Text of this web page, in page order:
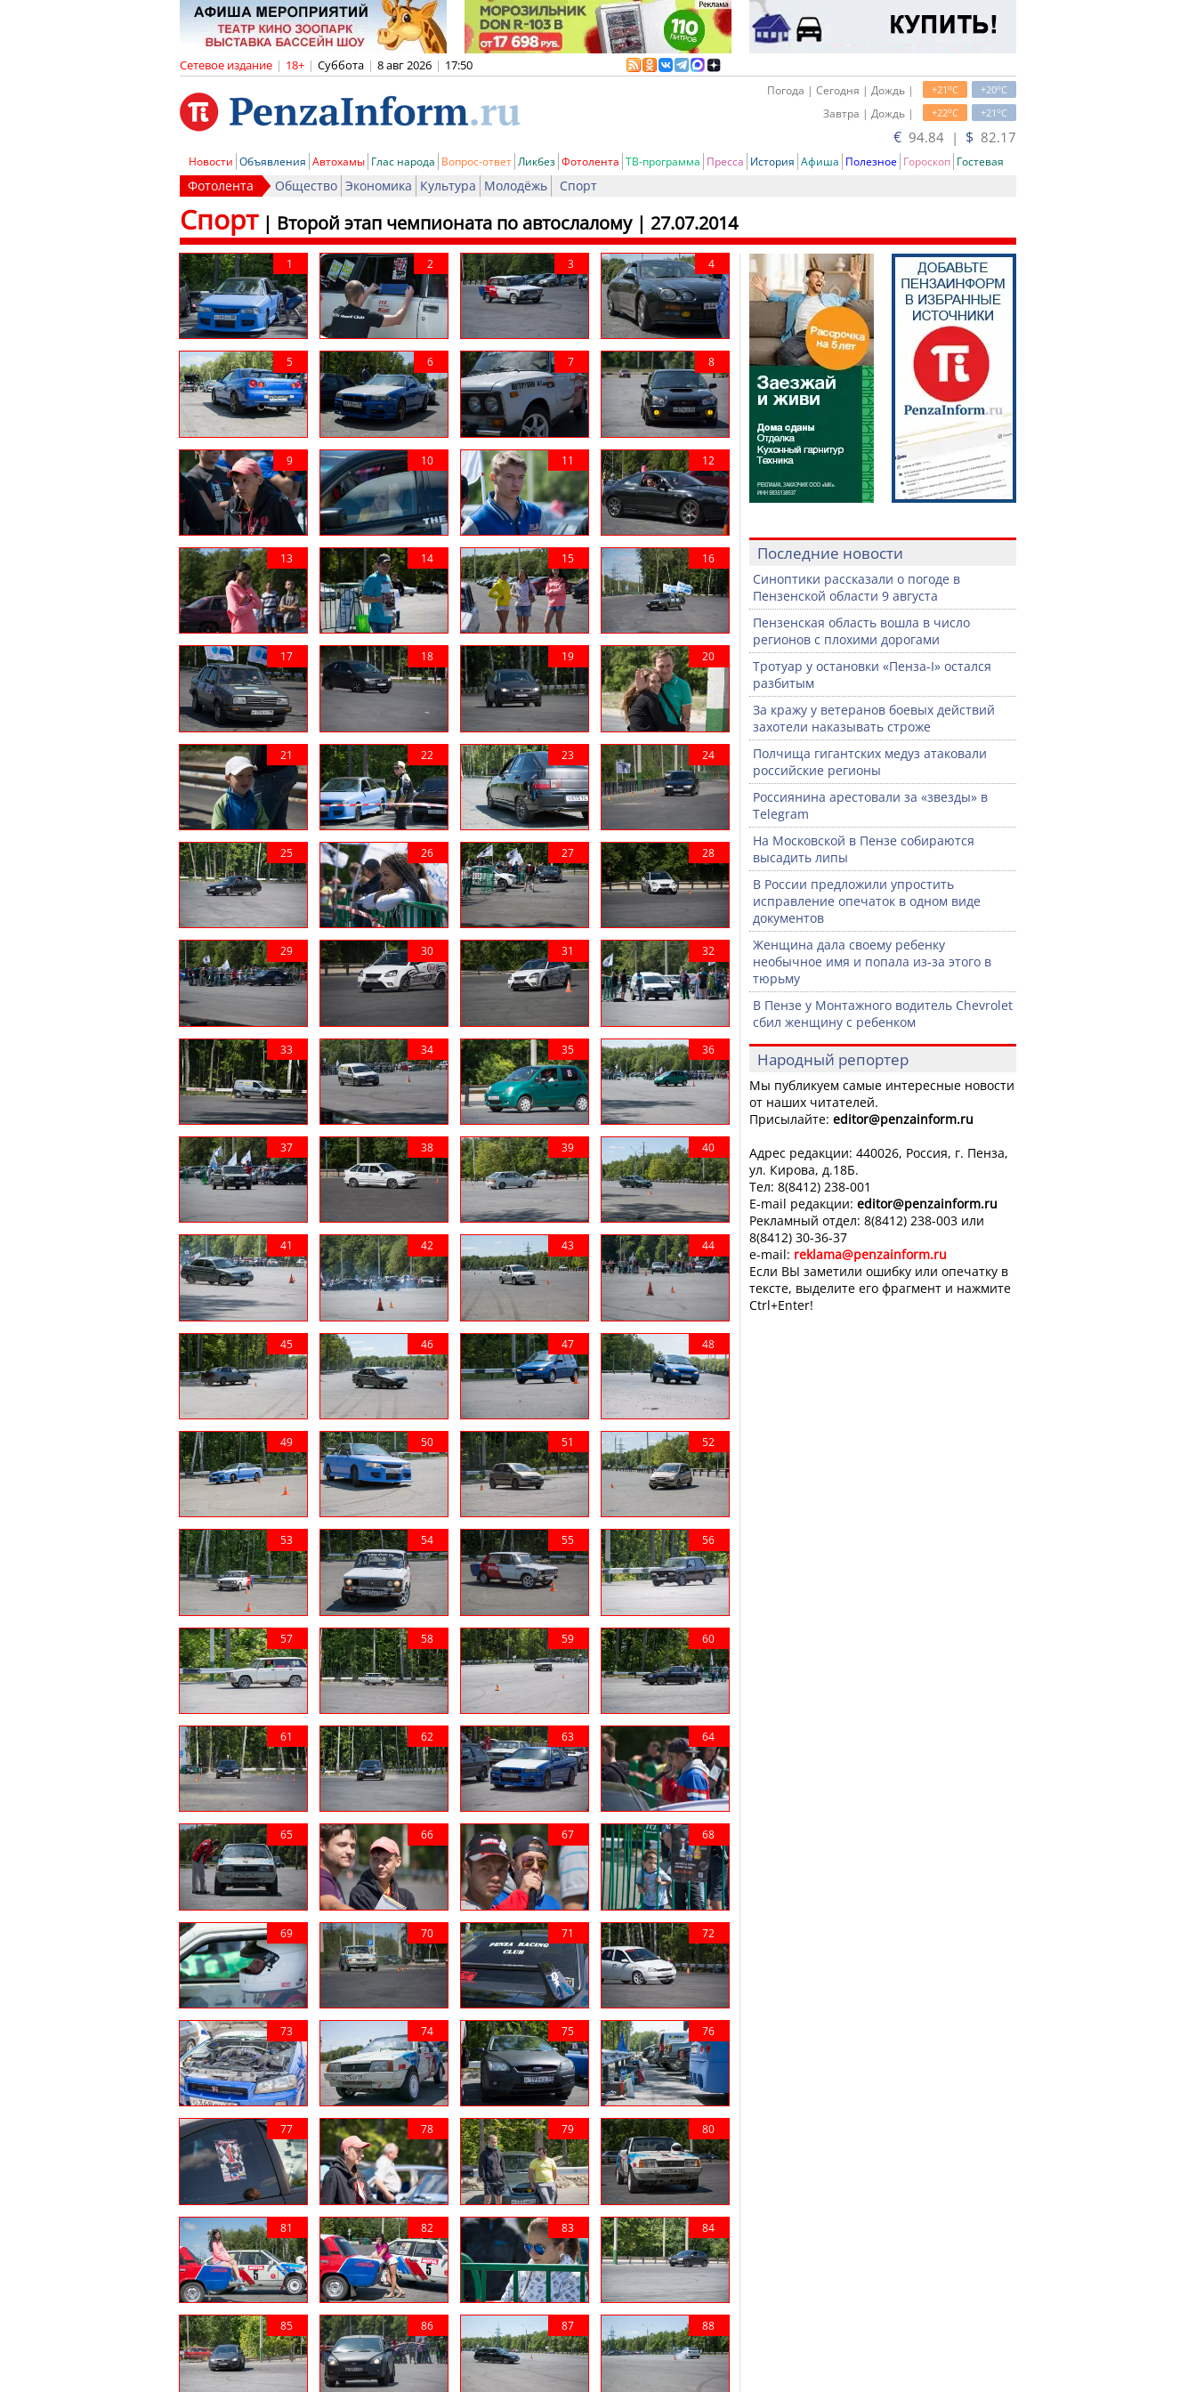
Сетевое издание | 18+ | Суббота | 8 авг 2026 | 17:50
+20oC
+21oC
Погода | Сегодня | Дождь |
+21oC
+22oC
Завтра | Дождь |
€ 94.84 | $ 82.17
Новости Объявления Автохамы Глас народа Вопрос-ответ Ликбез Фотолента ТВ-программа Пресса История Афиша Полезное Гороскоп Гостевая
Фотолента Общество Экономика Культура Молодёжь Спорт
Спорт| Второй этап чемпионата по автослалому| 27.07.2014
Последние новости
Синоптики рассказали о погоде в
Пензенской области 9 августа
Пензенская область вошла в число
регионов с плохими дорогами
Тротуар у остановки «Пенза-I» остался
разбитым
За кражу у ветеранов боевых действий
захотели наказывать строже
Полчища гигантских медуз атаковали
российские регионы
Россиянина арестовали за «звезды» в
Telegram
На Московской в Пензе собираются
высадить липы
В России предложили упростить
исправление опечаток в одном виде
документов
Женщина дала своему ребенку
необычное имя и попала из-за этого в
тюрьму
В Пензе у Монтажного водитель Chevrolet
сбил женщину с ребенком
Народный репортер
Мы публикуем самые интересные новости
от наших читателей.
Присылайте: editor@penzainform.ru
Адрес редакции: 440026, Россия, г. Пенза,
ул. Кирова, д.18Б.
Тел: 8(8412) 238-001
E-mail редакции: editor@penzainform.ru
Рекламный отдел: 8(8412) 238-003 или
8(8412) 30-36-37
e-mail: reklama@penzainform.ru
Если ВЫ заметили ошибку или опечатку в
тексте, выделите его фрагмент и нажмите
Ctrl+Enter!